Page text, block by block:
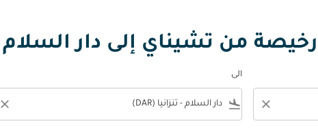
رخيصة من تشيناي إلى دار السلام
close
الى
flight_land
close